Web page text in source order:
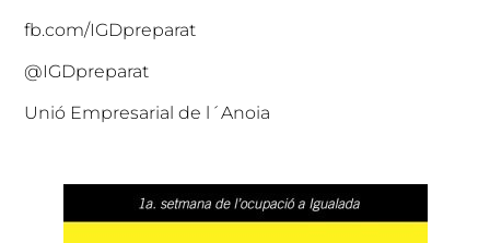
fb.com/IGDpreparat
@IGDpreparat
Unió Empresarial de l´Anoia